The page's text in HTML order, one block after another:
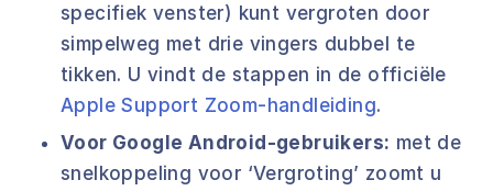
specifiek venster) kunt vergroten door
simpelweg met drie vingers dubbel te
tikken. U vindt de stappen in de officiële
Apple Support Zoom-handleiding.
Voor Google Android-gebruikers: met de
snelkoppeling voor ‘Vergroting’ zoomt u